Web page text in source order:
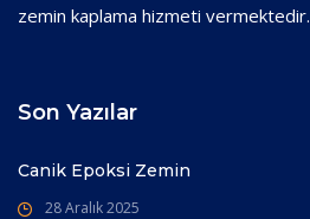
zemin kaplama hizmeti vermektedir.
Son Yazılar
Canik Epoksi Zemin
28 Aralık 2025